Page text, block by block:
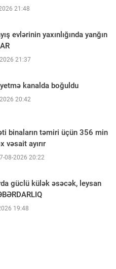
21:48
evlərinin yaxınlığında yanğın
21:37
kanalda boğuldu
20:42
binaların təmiri üçün 356 min
vəsait ayırır
08-2026 20:22
güclü külək əsəcək, leysan
19:48